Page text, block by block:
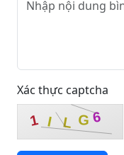
Xác thực captcha
1 I L G6